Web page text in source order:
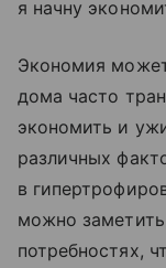
я начну
Экономия
дома часто
экономить и
различных
в
можно
потребностях,